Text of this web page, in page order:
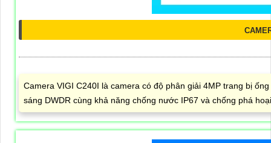
Camera VIGI C240I là camera có độ phân giải 4MP trang bị
sáng DWDR cùng khả năng chống nước IP67 và chống phá